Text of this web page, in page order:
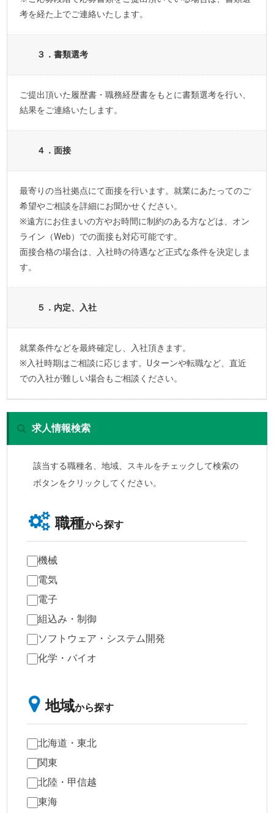
考を経た上でご連絡いたします。
３．書類選考
ご提出頂いた履歴書・職務経歴書をもとに書類選考を行い、
結果をご連絡いたします。
４．面接
最寄りの当社拠点にて面接を行います。就業にあたってのご
希望やご相談を詳細にお聞かせください。
※遠方にお住まいの方やお時間に制約のある方などは、オン
ライン（Web）での面接も対応可能です。
面接合格の場合は、入社時の待遇など正式な条件を決定しま
す。
５．内定、入社
就業条件などを最終確定し、入社頂きます。
※入社時期はご相談に応じます。Uターンや転職など、直近
での入社が難しい場合もご相談ください。
求人情報検索
該当する職種名、地域、スキルをチェックして検索の
ボタンをクリックしてください。
職種から探す
機械
電気
電子
組込み・制御
ソフトウェア・システム開発
化学・バイオ
地域から探す
北海道・東北
関東
北陸・甲信越
東海